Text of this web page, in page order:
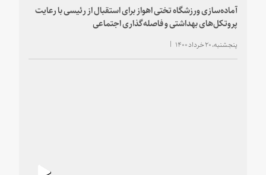
آماده‌سازی ورزشگاه تختی اهواز برای استقبال از رئیسی با رعایت
پروتکل‌های بهداشتی و فاصله‌گذاری اجتماعی
پنجشنبه، ۲۰ خرداد ۱۴۰۰